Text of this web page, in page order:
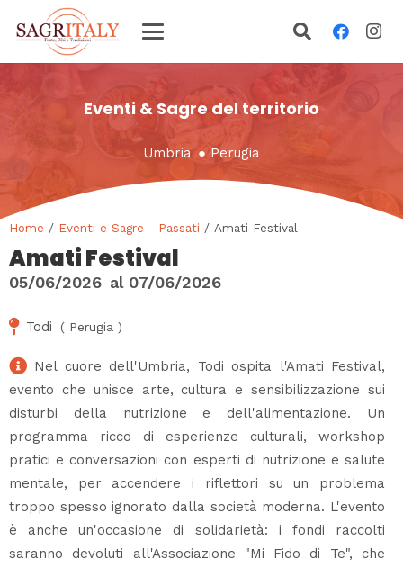
Eventi & Sagre del territorio
Umbria ● Perugia
Home / Eventi e Sagre - Passati / Amati Festival
Amati Festival
05/06/2026 al 07/06/2026
Todi ( Perugia )
Nel cuore dell'Umbria, Todi ospita l'Amati Festival,
evento che unisce arte, cultura e sensibilizzazione sui
disturbi della nutrizione e dell'alimentazione. Un
programma ricco di esperienze culturali, workshop
pratici e conversazioni con esperti di nutrizione e salute
mentale, per accendere i riflettori su un problema
troppo spesso ignorato dalla società moderna. L'evento
è anche un'occasione di solidarietà: i fondi raccolti
saranno devoluti all'Associazione "Mi Fido di Te", che